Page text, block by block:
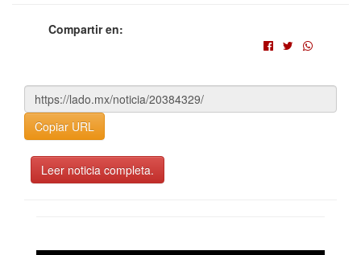
Compartir en:
Copiar URL
Leer noticia completa.